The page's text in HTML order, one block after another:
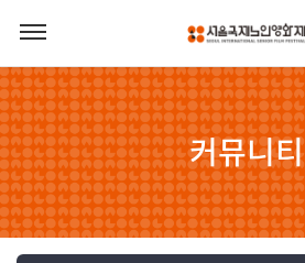
커뮤니티